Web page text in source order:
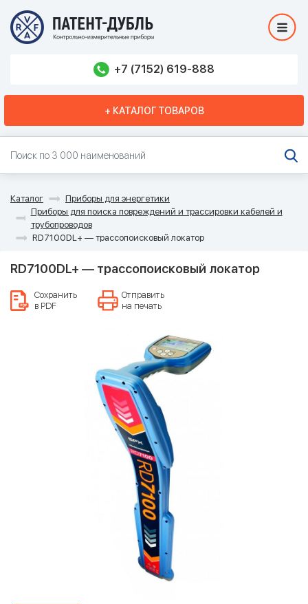
+7 (7152) 619-888
+ КАТАЛОГ ТОВАРОВ
Каталог
Приборы для энергетики
Приборы для поиска повреждений и трассировки кабелей и
трубопроводов
RD7100DL+ — трассопоисковый локатор
RD7100DL+ — трассопоисковый локатор
Сохранить
в PDF
Отправить
на печать